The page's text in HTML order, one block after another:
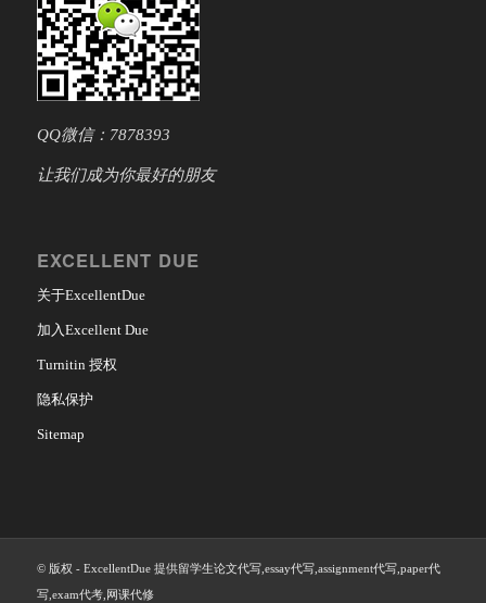
QQ微信：7878393
让我们成为你最好的朋友
EXCELLENT DUE
关于ExcellentDue
加入Excellent Due
Turnitin 授权
隐私保护
Sitemap
© 版权 - ExcellentDue 提供留学生论文代写,essay代写,assignment代写,paper代
写,exam代考,网课代修